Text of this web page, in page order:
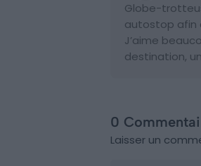
Globe-
autostop afin
J’aime
destination,
0
Laisser un